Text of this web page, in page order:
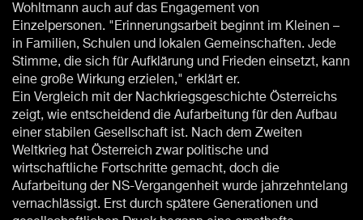
Wohltmann auch auf das Engagement von
Einzelpersonen. "Erinnerungsarbeit beginnt im Kleinen –
in Familien, Schulen und lokalen Gemeinschaften. Jede
Stimme, die sich für Aufklärung und Frieden einsetzt, kann
eine große Wirkung erzielen," erklärt er.
Ein Vergleich mit der Nachkriegsgeschichte Österreichs
zeigt, wie entscheidend die Aufarbeitung für den Aufbau
einer stabilen Gesellschaft ist. Nach dem Zweiten
Weltkrieg hat Österreich zwar politische und
wirtschaftliche Fortschritte gemacht, doch die
Aufarbeitung der NS-Vergangenheit wurde jahrzehntelang
vernachlässigt. Erst durch spätere Generationen und